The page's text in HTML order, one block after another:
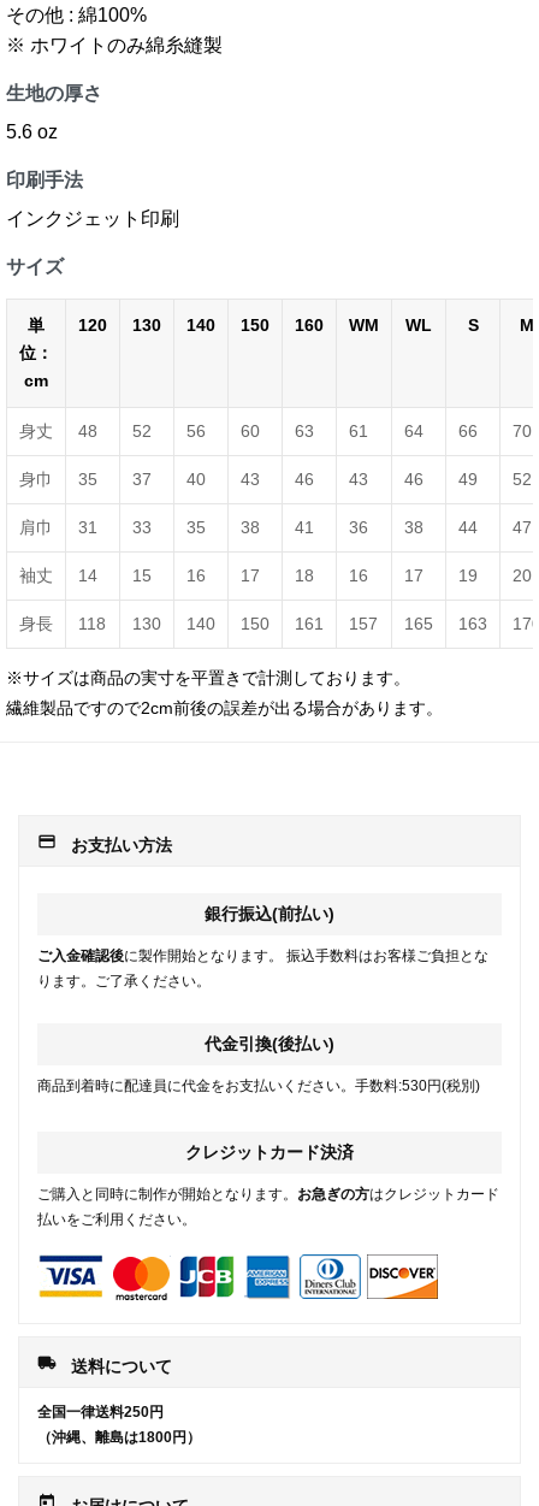
その他 : 綿100%
※ ホワイトのみ綿糸縫製
生地の厚さ
5.6 oz
印刷手法
インクジェット印刷
サイズ
単
位：
cm
120 130 140 150 160 WM WL S M
身丈 48 52 56 60 63 61 64 66 70
身巾 35 37 40 43 46 43 46 49 52
肩巾 31 33 35 38 41 36 38 44 47
袖丈 14 15 16 17 18 16 17 19 20
身長 118 130 140 150 161 157 165 163
※サイズは商品の実寸を平置きで計測しております。
繊維製品ですので2cm前後の誤差が出る場合があります。
payment お支払い方法
銀行振込(前払い)
ご入金確認後に製作開始となります。 振込手数料はお客様ご負担とな
ります。ご了承ください。
代金引換(後払い)
商品到着時に配達員に代金をお支払いください。手数料:530円(税別)
クレジットカード決済
ご購入と同時に制作が開始となります。 お急ぎの方はクレジットカード
払いをご利用ください。
local_shipping 送料について
全国一律送料250円
（沖縄、離島は1800円）